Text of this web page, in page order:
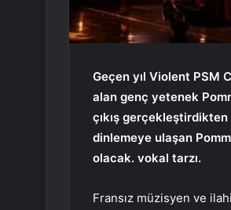
Geçen yıl Violent PSM
alan genç yetenek
çıkış gerçekleştirdikten
dinlemeye ulaşan
olacak. vokal tarzı.
Fransız müzisyen ve